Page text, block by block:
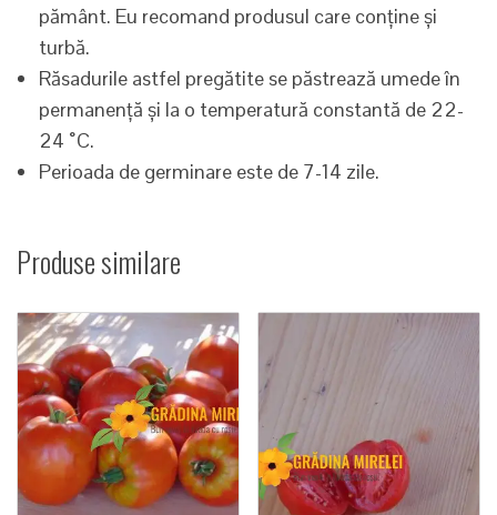
pământ. Eu recomand produsul care conține și
turbă.
Răsadurile astfel pregătite se păstrează umede în
permanență și la o temperatură constantă de 22-
24 ˚C.
Perioada de germinare este de 7-14 zile.
Produse similare